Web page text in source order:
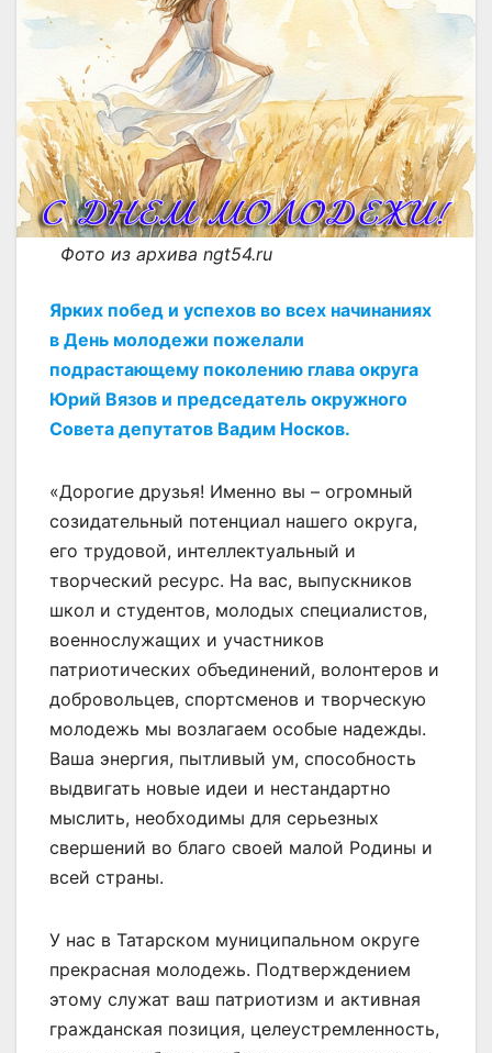
Фото из архива ngt54.ru
Ярких побед и успехов во всех начинаниях
в День молодежи пожелали
подрастающему поколению глава округа
Юрий Вязов и председатель окружного
Совета депутатов Вадим Носков.
«Дорогие друзья! Именно вы – огромный
созидательный потенциал нашего округа,
его трудовой, интеллектуальный и
творческий ресурс. На вас, выпускников
школ и студентов, молодых специалистов,
военнослужащих и участников
патриотических объединений, волонтеров и
добровольцев, спортсменов и творческую
молодежь мы возлагаем особые надежды.
Ваша энергия, пытливый ум, способность
выдвигать новые идеи и нестандартно
мыслить, необходимы для серьезных
свершений во благо своей малой Родины и
всей страны.
У нас в Татарском муниципальном округе
прекрасная молодежь. Подтверждением
этому служат ваш патриотизм и активная
гражданская позиция, целеустремленность,